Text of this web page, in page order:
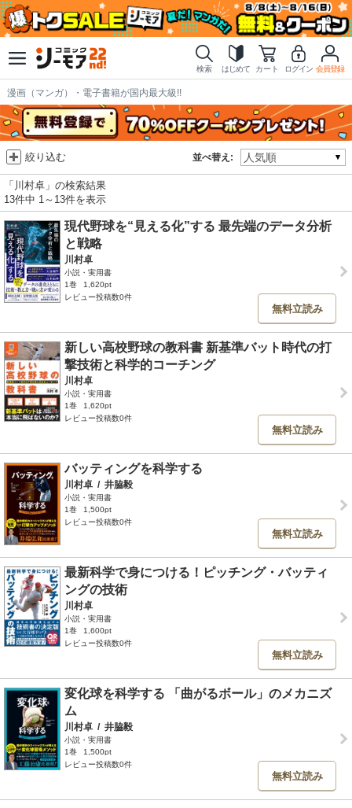
検索 はじめて カート ログイン 会員登録
漫画（マンガ）・電子書籍が国内最大級!!
並べ替え:
絞り込む
「川村卓」の検索結果
13件中 1～13件を表示
現代野球を“見える化”する 最先端のデータ分析
と戦略
川村卓
小説・実用書
1巻
1,620pt
レビュー投稿数0件
無料立読み
新しい高校野球の教科書 新基準バット時代の打
撃技術と科学的コーチング
川村卓
小説・実用書
1巻
1,620pt
レビュー投稿数0件
無料立読み
バッティングを科学する
川村卓 / 井脇毅
小説・実用書
1巻
1,500pt
レビュー投稿数0件
無料立読み
最新科学で身につける！ピッチング・バッティ
ングの技術
川村卓
小説・実用書
1巻
1,600pt
レビュー投稿数0件
無料立読み
変化球を科学する 「曲がるボール」のメカニズ
ム
川村卓 / 井脇毅
小説・実用書
1巻
1,500pt
レビュー投稿数0件
無料立読み